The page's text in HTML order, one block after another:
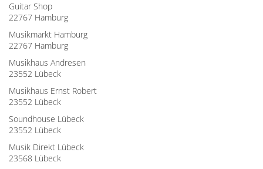
Guitar Shop
22767 Hamburg
Musikmarkt Hamburg
22767 Hamburg
Musikhaus Andresen
23552 Lübeck
Musikhaus Ernst Robert
23552 Lübeck
Soundhouse Lübeck
23552 Lübeck
Musik Direkt Lübeck
23568 Lübeck